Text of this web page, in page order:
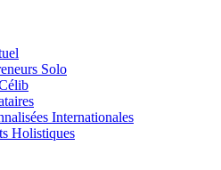
Solo
Internationales
Holistiques